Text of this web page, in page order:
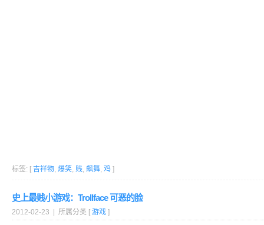
标签: [ 吉祥物, 爆笑, 贱, 飙舞, 鸡 ]
史上最贱小游戏：Trollface 可恶的脸
2012-02-23 | 所属分类 [ 游戏 ]